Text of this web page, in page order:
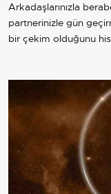
Arkadaşlarınızla
partnerinizle gün
bir çekim olduğunu